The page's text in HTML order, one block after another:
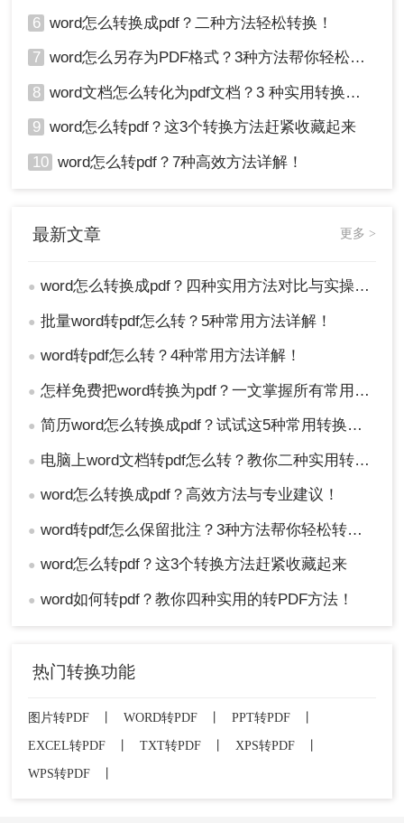
6 word怎么转换成pdf？二种方法轻松转换！
7 word怎么另存为PDF格式？3种方法帮你轻松转换!
8 word文档怎么转化为pdf文档？3 种实用转换方法，完美保留原文档格式！
9 word怎么转pdf？这3个转换方法赶紧收藏起来
10 word怎么转pdf？7种高效方法详解！
最新文章 更多 >
● word怎么转换成pdf？四种实用方法对比与实操指南（附详细表格）！
● 批量word转pdf怎么转？5种常用方法详解！
● word转pdf怎么转？4种常用方法详解！
● 怎样免费把word转换为pdf？一文掌握所有常用方法！
● 简历word怎么转换成pdf？试试这5种常用转换方法！
● 电脑上word文档转pdf怎么转？教你二种实用转换方法！
● word怎么转换成pdf？高效方法与专业建议！
● word转pdf怎么保留批注？3种方法帮你轻松转换！
● word怎么转pdf？这3个转换方法赶紧收藏起来
● word如何转pdf？教你四种实用的转PDF方法！
热门转换功能
图片转PDF WORD转PDF PPT转PDF
EXCEL转PDF
TXT转PDF XPS转PDF
WPS转PDF